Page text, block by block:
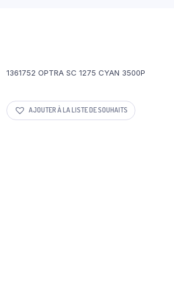
1361752 OPTRA SC 1275 CYAN 3500P
AJOUTER À LA LISTE DE SOUHAITS